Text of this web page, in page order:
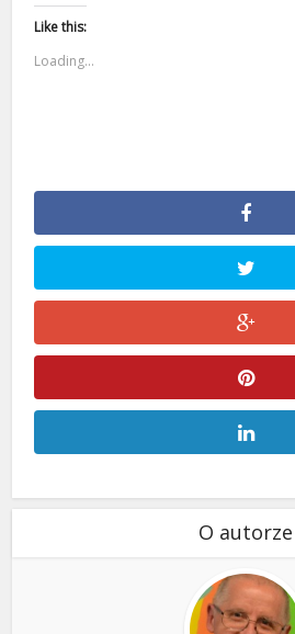
Like this:
Loading...
O autorze